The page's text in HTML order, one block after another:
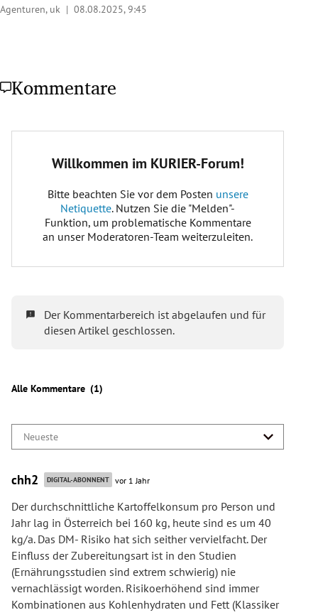
Agenturen, uk | 08.08.2025, 9:45
Kommentare